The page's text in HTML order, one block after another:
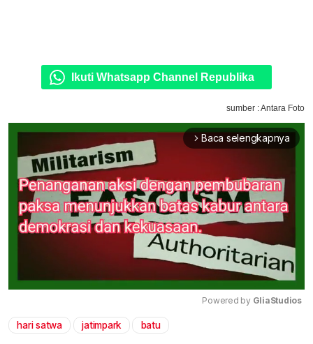
Ikuti Whatsapp Channel Republika
sumber : Antara Foto
arrow_forward_ios Baca selengkapnya
Powered by GliaStudios
hari satwa jatimpark batu